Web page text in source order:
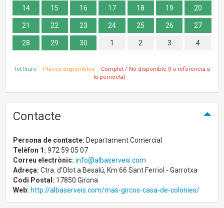
14 15 16 17 18 19 20
21 22 23 24 25 26 27
28 29 30 1 2 3 4
Tot lliure Places disponibles
Complet / No disponible (Fa referència a
la pernocta)
Contacte
Persona de contacte: Departament Comercial
Telèfon 1: 972 59 05 07
Correu electrònic: info@albaserveis.com
Adreça: Ctra. d'Olot a Besalú, Km 66 Sant Ferriol - Garrotxa
Codi Postal: 17850 Girona
Web: http://albaserveis.com/mas-gircos-casa-de-colonies/